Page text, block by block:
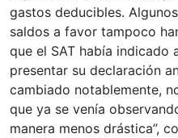
gastos deducibles.
saldos a favor tampoco
que el SAT había indicado
presentar su declaración
cambiado notablemente,
que ya se venía
manera menos drástica”,